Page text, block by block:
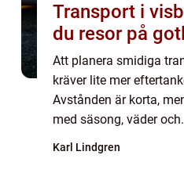
Transport i visby så
du resor på
Att planera smidiga
kräver lite mer
Avstånden är korta,
med säsong, väder
Karl Lindgren